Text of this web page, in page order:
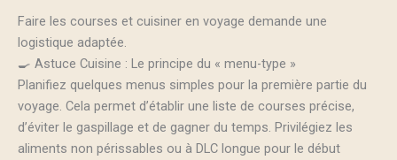
Faire les courses et cuisiner en voyage demande une
logistique adaptée.
🍳 Astuce Cuisine : Le principe du « menu-type »
Planifiez quelques menus simples pour la première partie du
voyage. Cela permet d’établir une liste de courses précise,
d’éviter le gaspillage et de gagner du temps. Privilégiez les
aliments non périssables ou à DLC longue pour le début